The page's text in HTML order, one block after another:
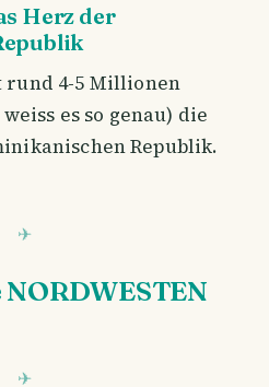
Herz der
rund 4-5 Millionen
es so genau) die
Republik.